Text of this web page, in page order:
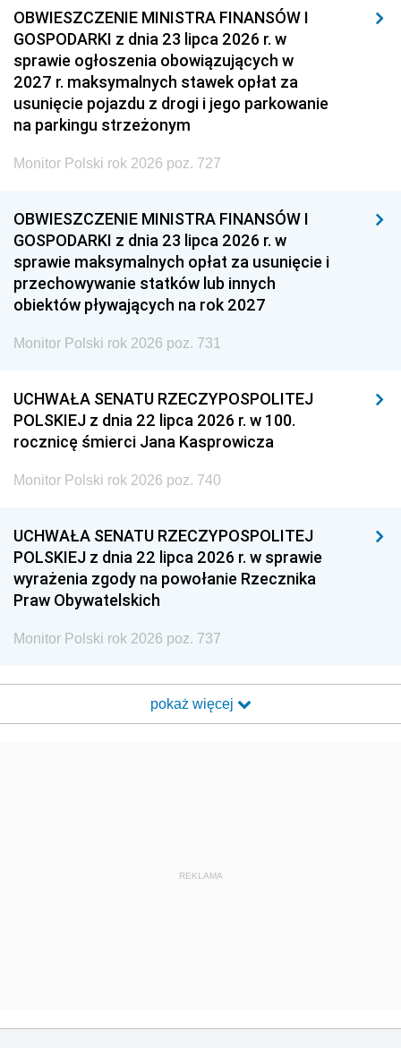
OBWIESZCZENIE MINISTRA FINANSÓW I
GOSPODARKI z dnia 23 lipca 2026 r. w
sprawie ogłoszenia obowiązujących w
2027 r. maksymalnych stawek opłat za
usunięcie pojazdu z drogi i jego parkowanie
na parkingu strzeżonym
Monitor Polski rok 2026 poz. 727
OBWIESZCZENIE MINISTRA FINANSÓW I
GOSPODARKI z dnia 23 lipca 2026 r. w
sprawie maksymalnych opłat za usunięcie i
przechowywanie statków lub innych
obiektów pływających na rok 2027
Monitor Polski rok 2026 poz. 731
UCHWAŁA SENATU RZECZYPOSPOLITEJ
POLSKIEJ z dnia 22 lipca 2026 r. w 100.
rocznicę śmierci Jana Kasprowicza
Monitor Polski rok 2026 poz. 740
UCHWAŁA SENATU RZECZYPOSPOLITEJ
POLSKIEJ z dnia 22 lipca 2026 r. w sprawie
wyrażenia zgody na powołanie Rzecznika
Praw Obywatelskich
Monitor Polski rok 2026 poz. 737
pokaż więcej
REKLAMA